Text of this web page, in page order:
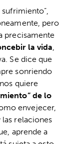
sufrimiento”,
pero
precisamente
la vida,
Se dice que
sonriendo
quiere
de lo
envejecer,
relaciones
aprende a